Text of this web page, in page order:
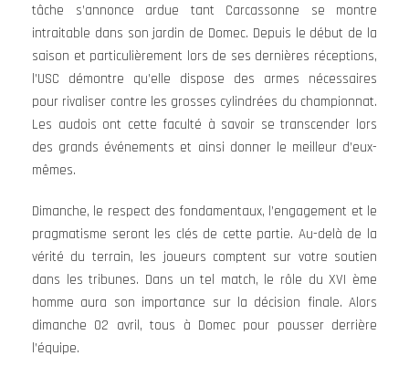
tâche s’annonce ardue tant Carcassonne se montre
intraitable dans son jardin de Domec. Depuis le début de la
saison et particulièrement lors de ses dernières réceptions,
l’USC démontre qu’elle dispose des armes nécessaires
pour rivaliser contre les grosses cylindrées du championnat.
Les audois ont cette faculté à savoir se transcender lors
des grands événements et ainsi donner le meilleur d’eux-
mêmes.
Dimanche, le respect des fondamentaux, l’engagement et le
pragmatisme seront les clés de cette partie. Au-delà de la
vérité du terrain, les joueurs comptent sur votre soutien
dans les tribunes. Dans un tel match, le rôle du XVI ème
homme aura son importance sur la décision finale. Alors
dimanche 02 avril, tous à Domec pour pousser derrière
l’équipe.